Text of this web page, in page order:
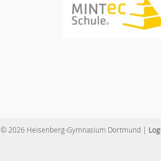
© 2026 Heisenberg-Gymnasium Dortmund |